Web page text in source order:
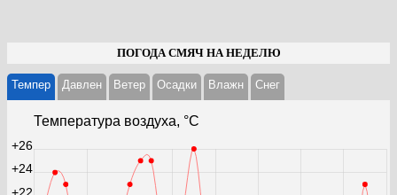
ПОГОДА СМЯЧ НА НЕДЕЛЮ
Темпер Давлен Ветер Осадки Влажн Cнег
Температура воздуха, °С
+22
+24
+26